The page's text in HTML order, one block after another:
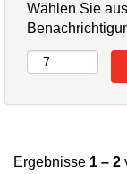
Wählen Sie
Ergebnisse 1 – 2